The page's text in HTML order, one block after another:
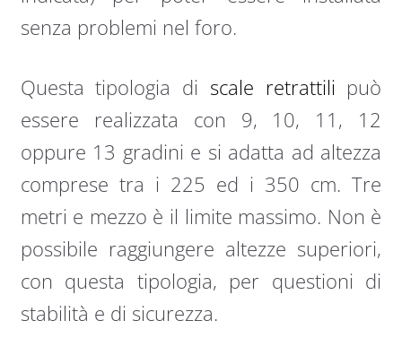
senza problemi nel foro.
Questa tipologia di scale retrattili può
essere realizzata con 9, 10, 11, 12
oppure 13 gradini e si adatta ad altezza
comprese tra i 225 ed i 350 cm. Tre
metri e mezzo è il limite massimo. Non è
possibile raggiungere altezze superiori,
con questa tipologia, per questioni di
stabilità e di sicurezza.